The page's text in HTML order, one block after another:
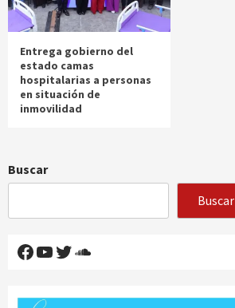
Entrega gobierno del
estado camas
hospitalarias a personas
en situación de
inmovilidad
Buscar
Buscar
Facebook
YouTube
Twitter
SoundCloud